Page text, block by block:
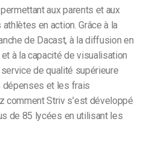
aux parents et aux
en action. Grâce à la
de Dacast, à la diffusion en
à la capacité de visualisation
de qualité supérieure
dépenses et les frais
comment Striv s’est développé
de 85 lycées en utilisant les